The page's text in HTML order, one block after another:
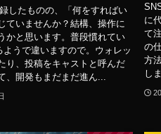
したものの、「何をすればい
ていませんか？結構、操作に
かと思います。普段慣れてい
ようで違いますので。ウォレッ
り、投稿をキャストと呼んだ
、開発もまだまだ進ん...
に
て
の
方
し